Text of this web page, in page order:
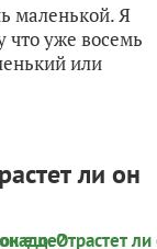
маленькой. Я
что уже восемь
или
ли он